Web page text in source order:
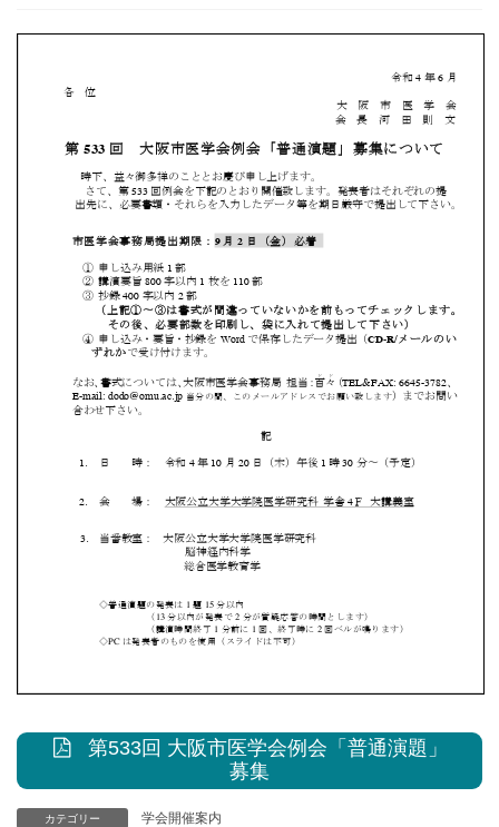
第533回 大阪市医学会例会「普通演題」
募集
カテゴリー 学会開催案内